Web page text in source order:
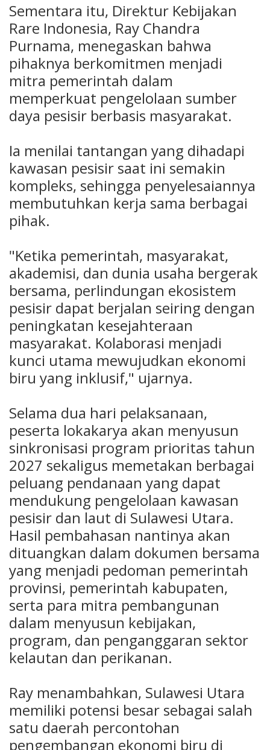
Sementara itu, Direktur Kebijakan
Rare Indonesia, Ray Chandra
Purnama, menegaskan bahwa
pihaknya berkomitmen menjadi
mitra pemerintah dalam
memperkuat pengelolaan sumber
daya pesisir berbasis masyarakat.
Ia menilai tantangan yang dihadapi
kawasan pesisir saat ini semakin
kompleks, sehingga penyelesaiannya
membutuhkan kerja sama berbagai
pihak.
"Ketika pemerintah, masyarakat,
akademisi, dan dunia usaha bergerak
bersama, perlindungan ekosistem
pesisir dapat berjalan seiring dengan
peningkatan kesejahteraan
masyarakat. Kolaborasi menjadi
kunci utama mewujudkan ekonomi
biru yang inklusif," ujarnya.
Selama dua hari pelaksanaan,
peserta lokakarya akan menyusun
sinkronisasi program prioritas tahun
2027 sekaligus memetakan berbagai
peluang pendanaan yang dapat
mendukung pengelolaan kawasan
pesisir dan laut di Sulawesi Utara.
Hasil pembahasan nantinya akan
dituangkan dalam dokumen bersama
yang menjadi pedoman pemerintah
provinsi, pemerintah kabupaten,
serta para mitra pembangunan
dalam menyusun kebijakan,
program, dan penganggaran sektor
kelautan dan perikanan.
Ray menambahkan, Sulawesi Utara
memiliki potensi besar sebagai salah
satu daerah percontohan
pengembangan ekonomi biru di